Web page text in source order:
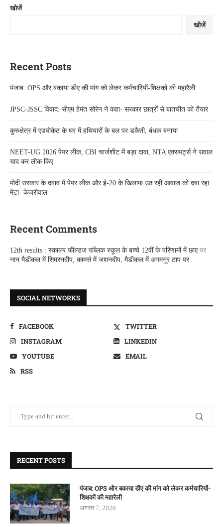
खोजें
खोजें
Recent Posts
पंजाब: OPS और बकाया डीए की मांग को लेकर कर्मचारियों-शिक्षकों की महारैली
JPSC-JSSC विवाद: सीएम हेमंत सोरेन ने कहा- सरकार छात्रों से बातचीत को तैयार
कुरुक्षेत्र में एडवोकेट के घर में हथियारों के बल पर डकैती, बंधक बनाया
NEET-UG 2026 पेपर लीक, CBI चार्जशीट में बड़ा दावा, NTA एक्सपर्ट्स ने सवाल
याद कर लीक किए
मोदी सरकार के दबाव में पेपर लीक और ई-20 के खिलाफ उठ रही आवाज को दबा रहा
मेटा- केजरीवाल
Recent Comments
12th results : स्कालर फील्डज पब्लिक स्कूल के बच्चे 12वीं के परिणामों में छाएपर
नान मैडीकल में सिमरनदीप, कामर्स में जशनदीप, मैडीकल में अगमनूर टाप पर
SOCIAL NETWORKS
FACEBOOK
TWITTER
INSTAGRAM
LINKEDIN
YOUTUBE
EMAIL
RSS
RECENT POSTS
पंजाब: OPS और बकाया डीए की मांग को लेकर कर्मचारियों-
शिक्षकों की महारैली
अगस्त 7, 2026